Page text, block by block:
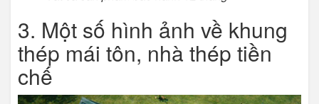
3. Một số hình ảnh về khung
thép mái tôn, nhà thép tiền
chế